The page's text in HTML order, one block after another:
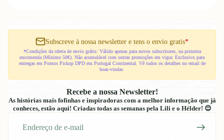
Subscreve à nossa newsletter e tens o envio gratis*
*Condições da oferta de envio grátis: Válido apenas para novos subscritores, na primeira
encomenda (Mínimo 50€). Não acumulável com outras promoções em vigor. Exclusivo para
entregas em Pontos Pickup DPD em Portugal Continental. Vê todos os detalhes no email de
boas-vindas.
Recebe a nossa Newsletter!
As histórias mais fofinhas e inspiradoras com a melhor informação que já
conheces, estão aqui! Criadas todas as semanas pela Lili e o Hélder! 😊